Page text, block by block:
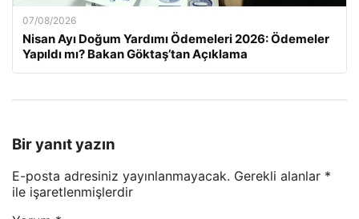
07/08/2026
Nisan Ayı Doğum Yardımı Ödemeleri 2026: Ödemeler
Yapıldı mı? Bakan Göktaş’tan Açıklama
Bir yanıt yazın
E-posta adresiniz yayınlanmayacak. Gerekli alanlar *
ile işaretlenmişlerdir